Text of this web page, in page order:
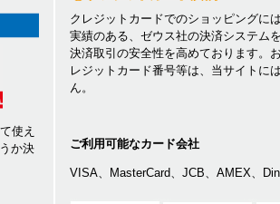
使え
か決
クレジットカードでのショッピングに
実績のある、ゼウス社の決済システムを
決済取引の安全性を高めております。
レジットカード番号等は、当サイトに
ん。
ご利用可能なカード会社
VISA、MasterCard、JCB、AMEX、